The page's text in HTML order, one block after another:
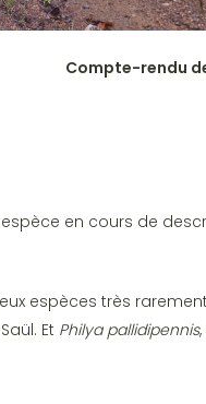
Compte-rendu
en cours de
espèces très
Et Philya pallidipennis